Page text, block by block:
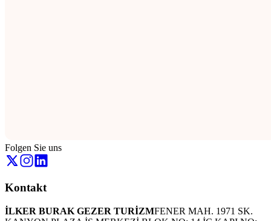
Folgen Sie uns
Kontakt
İLKER BURAK GEZER TURİZMFENER MAH. 1971 SK.